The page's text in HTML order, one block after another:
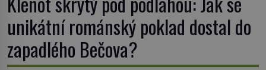
unikátní románský poklad dostal do
zapadlého Bečova?